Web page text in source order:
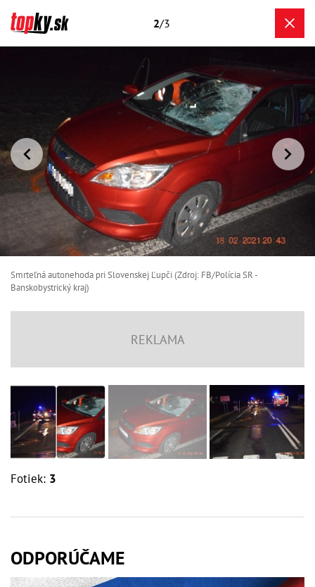
2/3
Smrteľná autonehoda pri Slovenskej Ľupči (Zdroj: FB/Polícia SR -
Banskobystrický kraj)
Fotiek: 3
ODPORÚČAME